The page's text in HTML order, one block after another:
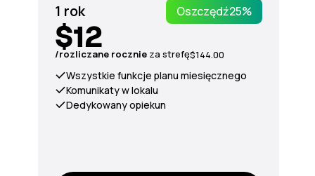
1 rok Oszczędź25%
$12
/rozliczane rocznie za strefę$144.00
Wszystkie funkcje planu miesięcznego
Komunikaty w lokalu
Dedykowany opiekun